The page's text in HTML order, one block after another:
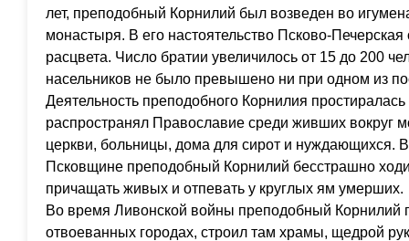
лет, преподобный Корнилий был возведен во
монастыря. В его настоятельство Псково-
расцвета. Число братии увеличилось от 15 до 200
насельников не было превышено ни при одном из
Деятельность преподобного Корнилия
распространял Православие среди живших вокруг
церкви, больницы, дома для сирот и нуждающихся.
Псковщине преподобный Корнилий бесстрашно
причащать живых и отпевать у круглых ям умерших.
Во время Ливонской войны преподобный Корнилий
отвоеванных городах, строил там храмы, щедрой